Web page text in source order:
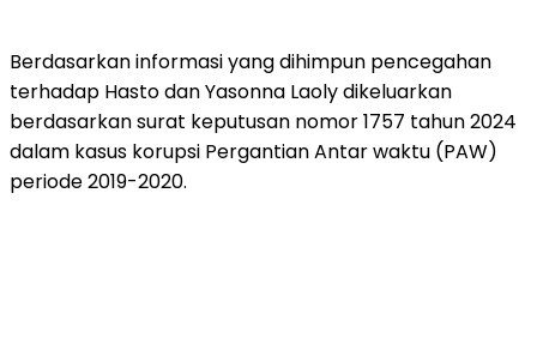
Berdasarkan informasi yang dihimpun pencegahan
terhadap Hasto dan Yasonna Laoly dikeluarkan
berdasarkan surat keputusan nomor 1757 tahun 2024
dalam kasus korupsi Pergantian Antar waktu (PAW)
periode 2019-2020.